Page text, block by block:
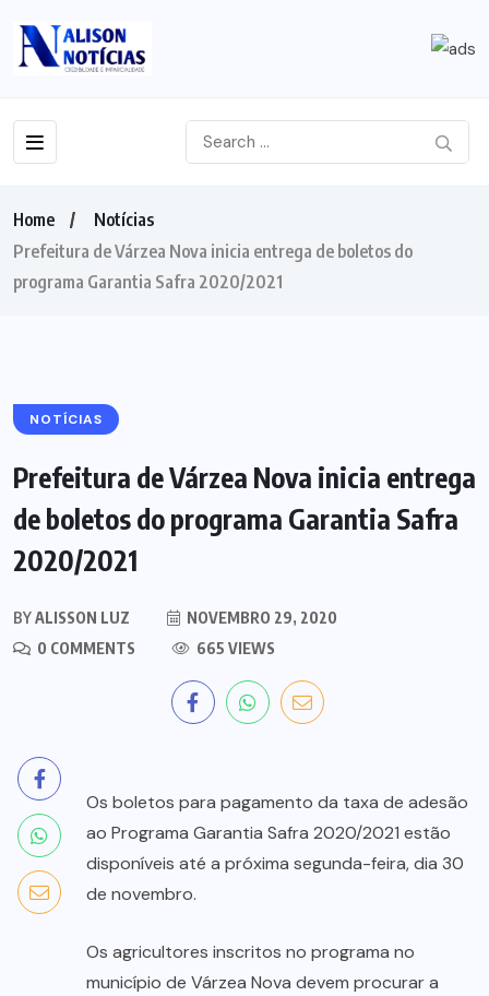
Home
Notícias
Prefeitura de Várzea Nova inicia entrega de boletos do
programa Garantia Safra 2020/2021
NOTÍCIAS
Prefeitura de Várzea Nova inicia entrega
de boletos do programa Garantia Safra
2020/2021
BYALISSON LUZ
NOVEMBRO 29, 2020
0 COMMENTS
665 VIEWS
Os boletos para pagamento da taxa de adesão
ao Programa Garantia Safra 2020/2021 estão
disponíveis até a próxima segunda-feira, dia 30
de novembro.
Os agricultores inscritos no programa no
município de Várzea Nova devem procurar a